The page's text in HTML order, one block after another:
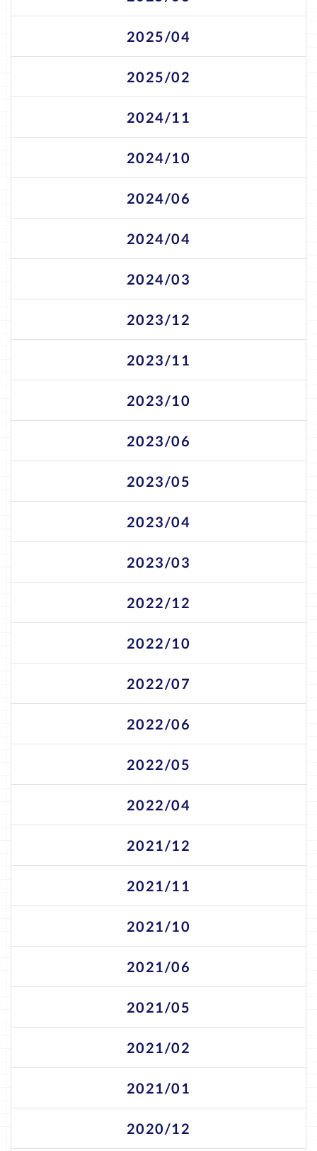
2025/04
2025/02
2024/11
2024/10
2024/06
2024/04
2024/03
2023/12
2023/11
2023/10
2023/06
2023/05
2023/04
2023/03
2022/12
2022/10
2022/07
2022/06
2022/05
2022/04
2021/12
2021/11
2021/10
2021/06
2021/05
2021/02
2021/01
2020/12